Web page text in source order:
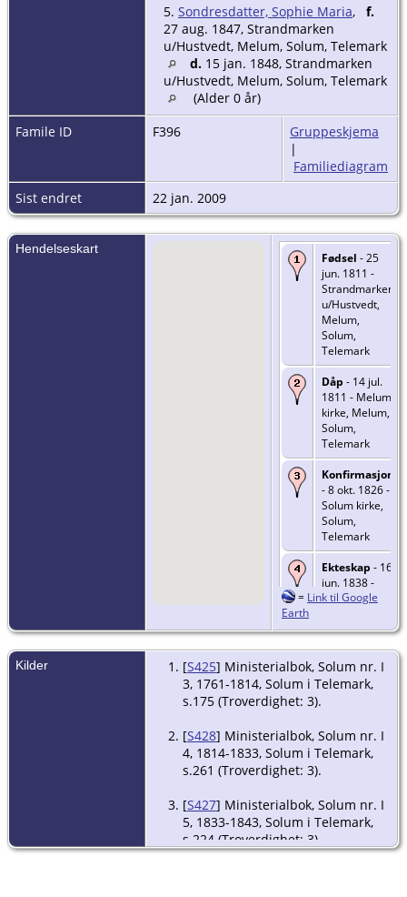
5. Sondresdatter, Sophie Maria, f.
27 aug. 1847, Strandmarken
u/Hustvedt, Melum, Solum, Telemark
d. 15 jan. 1848, Strandmarken
u/Hustvedt, Melum, Solum, Telemark
(Alder 0 år)
Famile ID
F396
Gruppeskjema
|
Familiediagram
Sist endret
22 jan. 2009
Hendelseskart
Fødsel - 25
jun. 1811 -
Strandmarken
u/Hustvedt,
Melum,
Solum,
Telemark
Dåp - 14 jul.
1811 - Melum
kirke, Melum,
Solum,
Telemark
Konfirmasjon
- 8 okt. 1826 -
Solum kirke,
Solum,
Telemark
Ekteskap - 16
jun. 1838 -
Solum,
= Link til Google
Earth
Kilder [S425] Ministerialbok, Solum nr. I
3, 1761-1814, Solum i Telemark,
s.175 (Troverdighet: 3).
[S428] Ministerialbok, Solum nr. I
4, 1814-1833, Solum i Telemark,
s.261 (Troverdighet: 3).
[S427] Ministerialbok, Solum nr. I
5, 1833-1843, Solum i Telemark,
s.224 (Troverdighet: 3).